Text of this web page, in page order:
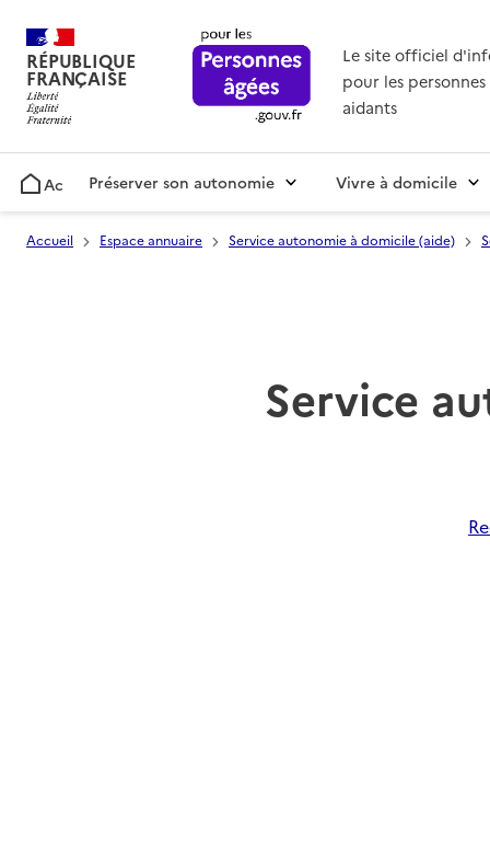
RÉPUBLIQUE
FRANÇAISE
Le site officiel
pour les personnes
aidants
AccueilPréserver son autonomie Vivre à domicile
Accueil Espace annuaire Service autonomie à domicile (aide)
Service